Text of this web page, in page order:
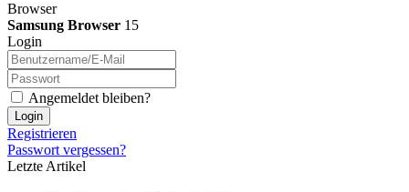
Browser
Samsung Browser 15
Login
Angemeldet bleiben?
Login
Registrieren
Passwort vergessen?
Letzte Artikel